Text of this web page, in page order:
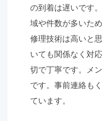
の到着は遅いです
域や件数が多いた
修理技術は高いと
いても関係なく対
切で丁寧です。メ
です。事前連絡も
ています。